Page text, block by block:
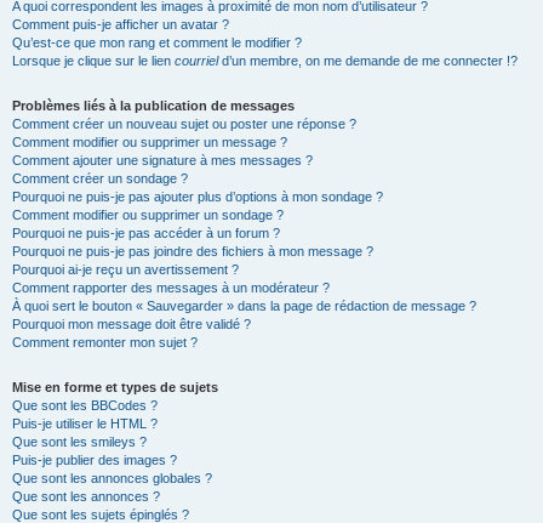
A quoi correspondent les images à proximité de mon nom d’utilisateur ?
Comment puis-je afficher un avatar ?
Qu’est-ce que mon rang et comment le modifier ?
Lorsque je clique sur le lien courrield’un membre, on me demande de me connecter !?
Problèmes liés à la publication de messages
Comment créer un nouveau sujet ou poster une réponse ?
Comment modifier ou supprimer un message ?
Comment ajouter une signature à mes messages ?
Comment créer un sondage ?
Pourquoi ne puis-je pas ajouter plus d’options à mon sondage ?
Comment modifier ou supprimer un sondage ?
Pourquoi ne puis-je pas accéder à un forum ?
Pourquoi ne puis-je pas joindre des fichiers à mon message ?
Pourquoi ai-je reçu un avertissement ?
Comment rapporter des messages à un modérateur ?
À quoi sert le bouton « Sauvegarder » dans la page de rédaction de message ?
Pourquoi mon message doit être validé ?
Comment remonter mon sujet ?
Mise en forme et types de sujets
Que sont les BBCodes ?
Puis-je utiliser le HTML ?
Que sont les smileys ?
Puis-je publier des images ?
Que sont les annonces globales ?
Que sont les annonces ?
Que sont les sujets épinglés ?